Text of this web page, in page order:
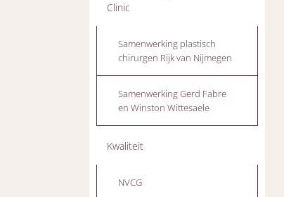
Clinic
Samenwerking plastisch
chirurgen Rijk van Nijmegen
Samenwerking Gerd Fabre
en Winston Wittesaele
Kwaliteit
NVCG